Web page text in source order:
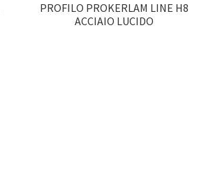
PROFILO PROKERLAM LINE H8
ACCIAIO LUCIDO